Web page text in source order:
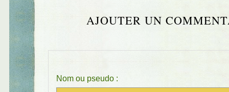
AJOUTER UN
Nom ou pseudo :